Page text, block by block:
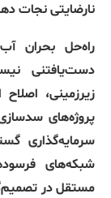
نارضایتی نجات
راه‌حل بحران
دست‌یافتنی
زیرزمینی،
پروژه‌های
سرمایه‌گذاری
شبکه‌های
مستقل در